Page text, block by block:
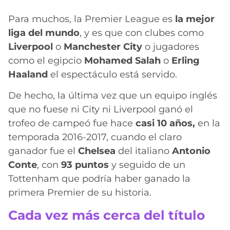
Para muchos, la Premier League es la mejor
liga del mundo, y es que con clubes como
Liverpool o Manchester City o jugadores
como el egipcio Mohamed Salah o Erling
Haaland el espectáculo está servido.
De hecho, la última vez que un equipo inglés
que no fuese ni City ni Liverpool ganó el
trofeo de campeó fue hace casi 10 años, en la
temporada 2016-2017, cuando el claro
ganador fue el Chelsea del italiano Antonio
Conte, con 93 puntos y seguido de un
Tottenham que podría haber ganado la
primera Premier de su historia.
Cada vez más cerca del título